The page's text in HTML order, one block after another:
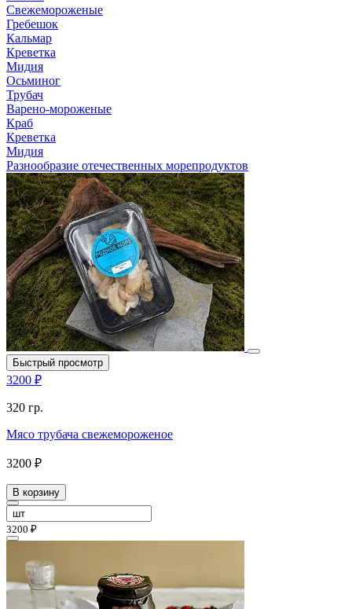
Свежемороженые
Гребешок
Кальмар
Креветка
Мидия
Осьминог
Трубач
Варено-мороженые
Краб
Креветка
Мидия
Разнообразие отечественных морепродуктов
Быстрый просмотр
3200 ₽
320 гр.
Мясо трубача свежемороженое
3200 ₽
В корзину
3200 ₽